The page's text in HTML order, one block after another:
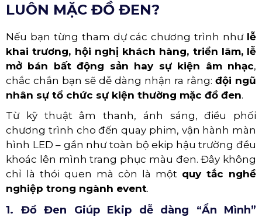
LUÔN MẶC ĐỒ ĐEN?
Nếu bạn từng tham dự các chương trình như lễ
khai trương, hội nghị khách hàng, triển lãm, lễ
mở bán bất động sản hay sự kiện âm nhạc,
chắc chắn bạn sẽ dễ dàng nhận ra rằng: đội ngũ
nhân sự tổ chức sự kiện thường mặc đồ đen.
Từ kỹ thuật âm thanh, ánh sáng, điều phối
chương trình cho đến quay phim, vận hành màn
hình LED – gần như toàn bộ ekip hậu trường đều
khoác lên mình trang phục màu đen. Đây không
chỉ là thói quen mà còn là một quy tắc nghề
nghiệp trong ngành event.
1. Đồ Đen Giúp Ekip dễ dàng “Ẩn Mình”